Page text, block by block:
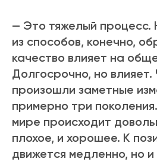
— Это тяжелый процесс.
из способов, конечно,
качество влияет на
Долгосрочно, но
произошли заметные
примерно три
мире происходит
плохое, и хорошее. К
движется медленно, но и